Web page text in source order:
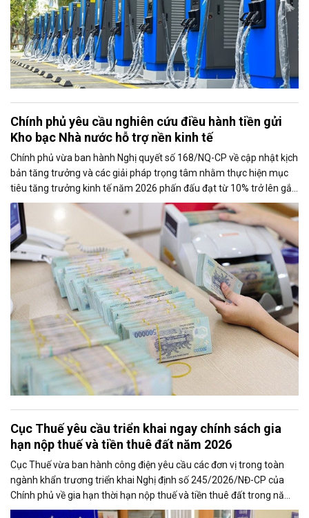
Chính phủ yêu cầu nghiên cứu điều hành tiền gửi
Kho bạc Nhà nước hỗ trợ nền kinh tế
Chính phủ vừa ban hành Nghị quyết số 168/NQ-CP về cập nhật kịch
bản tăng trưởng và các giải pháp trọng tâm nhằm thực hiện mục
tiêu tăng trưởng kinh tế năm 2026 phấn đấu đạt từ 10% trở lên gắn
với giữ vững ổn định kinh tế vĩ mô. Một trong những nhiệm vụ đáng
chú ý là nghiên cứu điều hành tiền gửi của Kho bạc Nhà nước tại
các ngân hàng thương mại để tăng nguồn vốn ngắn hạn cho nền
kinh tế.
Cục Thuế yêu cầu triển khai ngay chính sách gia
hạn nộp thuế và tiền thuê đất năm 2026
Cục Thuế vừa ban hành công điện yêu cầu các đơn vị trong toàn
ngành khẩn trương triển khai Nghị định số 245/2026/NĐ-CP của
Chính phủ về gia hạn thời hạn nộp thuế và tiền thuê đất trong năm
2026, nhằm bảo đảm chính sách nhanh chóng đi vào thực tiễn và